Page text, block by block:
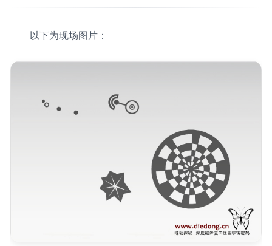
以下为现场图片：